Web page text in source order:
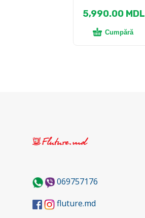
5,990.00 MDL
Cumpără
069757176
fluture.md